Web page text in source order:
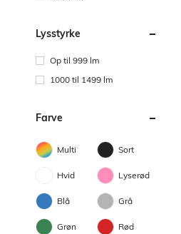
Lysstyrke
Op til 999 lm
1000 til 1499 lm
Farve
Multi Sort
Hvid Lyserød
Blå Grå
Grøn Rød